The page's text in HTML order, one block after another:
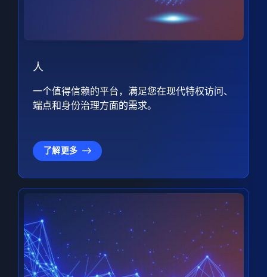
人
一个值得信赖的平台，满足您在现代特权访问、
端点和身份治理方面的需求。
了解更多